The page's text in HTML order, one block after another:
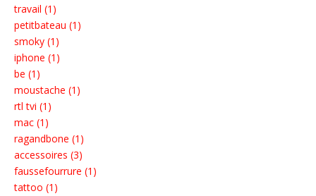
travail (1)
petitbateau (1)
smoky (1)
iphone (1)
be (1)
moustache (1)
rtl tvi (1)
mac (1)
ragandbone (1)
accessoires (3)
faussefourrure (1)
tattoo (1)